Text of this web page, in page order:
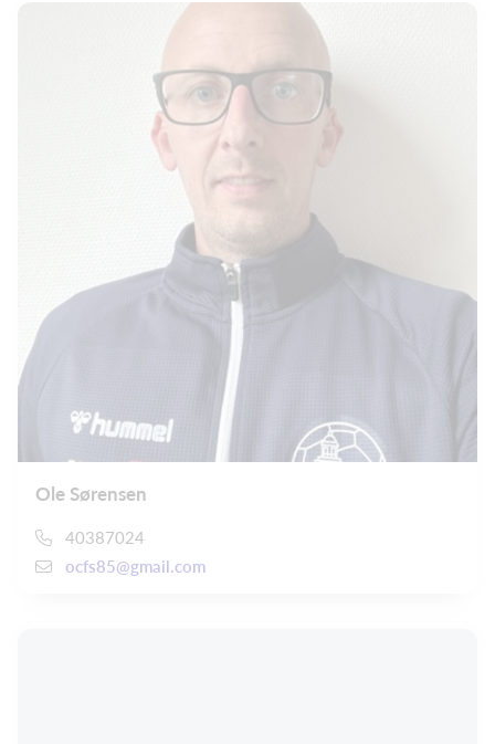
Ole Sørensen
40387024
ocfs85@gmail.com